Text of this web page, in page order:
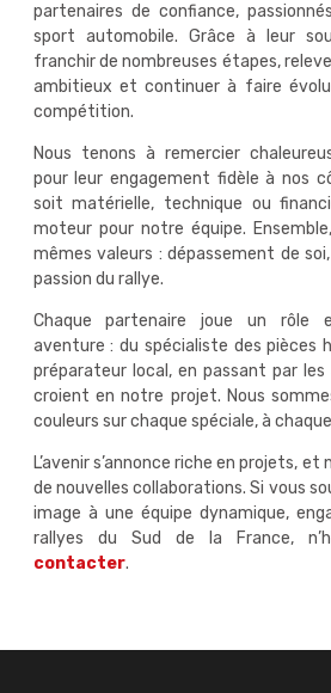
partenaires de confiance,
sport automobile. Grâce à leur
franchir de nombreuses étapes,
ambitieux et continuer à faire
compétition.
Nous tenons à remercier
pour leur engagement fidèle à nos
soit matérielle, technique ou
moteur pour notre équipe.
mêmes valeurs : dépassement de
passion du rallye.
Chaque partenaire joue un rôle
aventure : du spécialiste des pièces
préparateur local, en passant par
croient en notre projet. Nous
couleurs sur chaque spéciale, à
L’avenir s’annonce riche en projets,
de nouvelles collaborations. Si vous
image à une équipe dynamique,
rallyes du Sud de la France,
contacter.